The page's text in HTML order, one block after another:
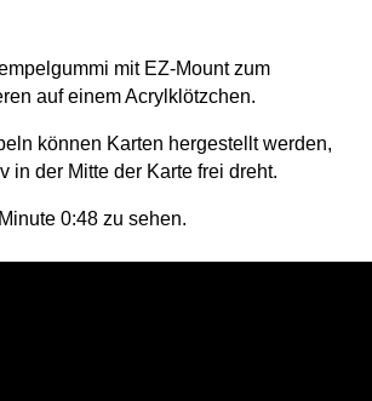
mit EZ-Mount zum
auf einem Acrylklötzchen.
können Karten hergestellt werden,
in der Mitte der Karte frei dreht.
0:48 zu sehen.